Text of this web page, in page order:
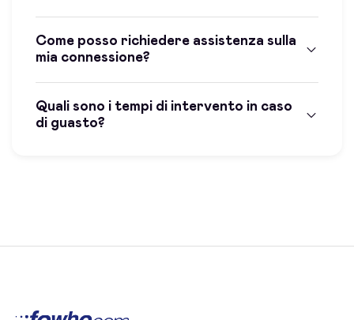
Come posso richiedere assistenza sulla
mia connessione?
Quali sono i tempi di intervento in caso
di guasto?